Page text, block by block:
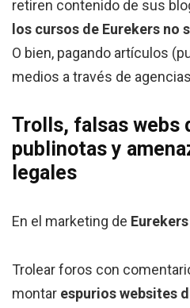
retiren contenido de sus
los cursos de Eurekers
O bien, pagando artículos
medios a través de
Trolls, falsas webs
publinotas y
legales
En el marketing de Eurekers
Trolear foros con
montar espurios websites